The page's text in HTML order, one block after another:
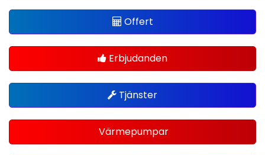
Offert
Erbjudanden
Tjänster
Värmepumpar